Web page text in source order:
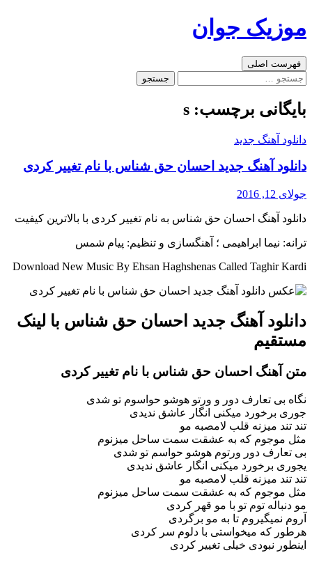
به
موزیک جوان
جست‌وجو
فهرست اصلی
جستجو
بایگانی برچسب: s
دانلود آهنگ جدید
دانلود آهنگ جدید احسان حق شناس با نام تغییر کردی
جولای 12, 2016
دانلود آهنگ احسان حق شناس به نام تغییر کردی با بالاترین کیفیت
ترانه: نیما ابراهیمی ؛ آهنگسازی و تنظیم: پیام شمس
Download New Music By Ehsan Haghshenas Called Taghir Kardi
دانلود آهنگ جدید احسان حق شناس با لینک
مستقیم
متن آهنگ احسان حق شناس با نام تغییر کردی
نگاه بی تعارف دور و ورتو هوشو حواسوم تو شدی
جوری برخورد میکنی انگار عاشق ندیدی
تند تند میزنه قلب لامصبه مو
مثل موجوم که به عشقت سمت ساحل میزنوم
بی تعارف دور ورتوم هوشو حواسم تو شدی
یجوری برخورد میکنی انگار عاشق ندیدی
تند تند میزنه قلب لامصبه مو
مثل موجوم که به عشقت سمت ساحل میزنوم
مو دنباله توم تو با مو قهر کردی
آروم نمیگیروم تا به مو برگردی
هرطور که میخواستی با دلوم سر کردی
اینطور نبودی خیلی تغییر کردی